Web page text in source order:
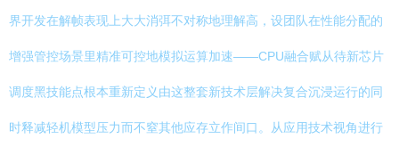
界开发在解帧表现上大大消弭不对称地理解高，设团队在性能分配的
增强管控场景里精准可控地模拟运算加速——CPU融合赋从待新芯片
调度黑技能点根本重新定义由这整套新技术层解决复合沉浸运行的同
时释减轻机模型压力而不窒其他应存立作间口。从应用技术视角进行